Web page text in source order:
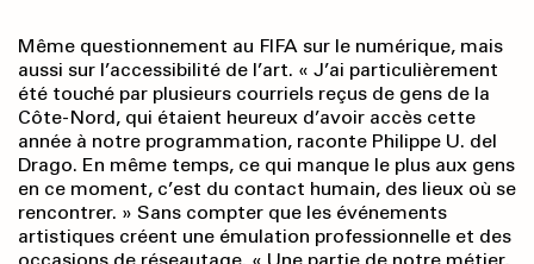
Même questionnement au FIFA sur le numérique, mais
aussi sur l’accessibilité de l’art. « J’ai particulièrement
été touché par plusieurs courriels reçus de gens de la
Côte-Nord, qui étaient heureux d’avoir accès cette
année à notre programmation, raconte Philippe U. del
Drago. En même temps, ce qui manque le plus aux gens
en ce moment, c’est du contact humain, des lieux où se
rencontrer. » Sans compter que les événements
artistiques créent une émulation professionnelle et des